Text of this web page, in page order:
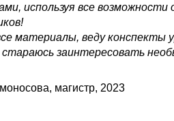
используя все
материалы, веду
заинтересовать
, магистр, 2023